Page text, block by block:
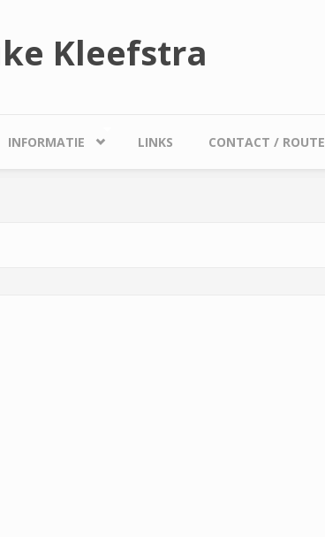
Kleefstra
INFORMATIE LINKS CONTACT / ROUTE